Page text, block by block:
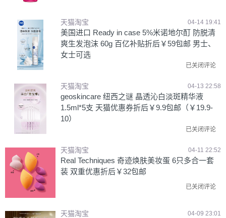
天猫淘宝 04-14 19:41
美国进口 Ready in case 5%米诺地尔酊 防脱清
爽生发泡沫 60g 百亿补贴折后￥59包邮 男士、
女士可选
已关闭评论
天猫淘宝 04-13 22:58
geoskincare 纽西之谜 晶透沁白淡斑精华液
1.5ml*5支 天猫优惠券折后￥9.9包邮（￥19.9-
10）
已关闭评论
天猫淘宝 04-11 22:52
Real Techniques 奇迹焕肤美妆蛋 6只多合一套
装 双重优惠折后￥32包邮
已关闭评论
天猫淘宝 04-09 23:01